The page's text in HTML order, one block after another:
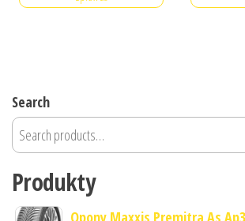
Search
Produkty